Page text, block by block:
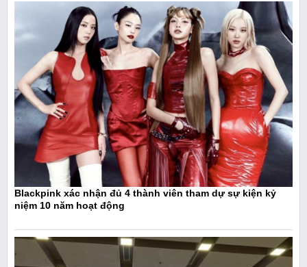
Blackpink xác nhận đủ 4 thành viên tham dự sự kiện kỷ
niệm 10 năm hoạt động